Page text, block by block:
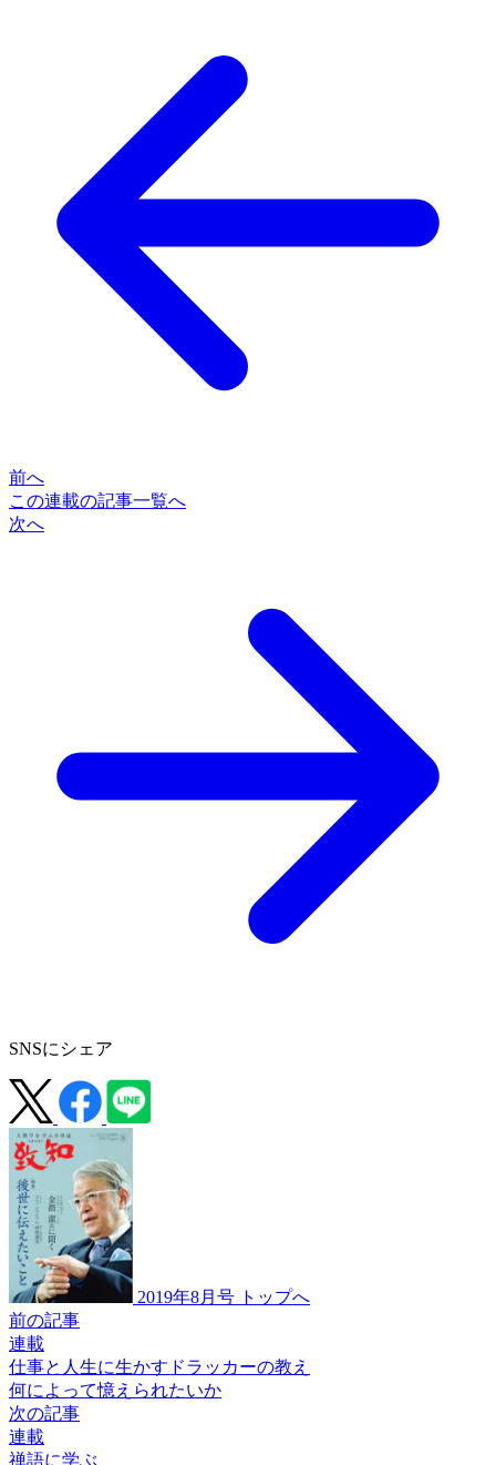
前へ
この連載の記事一覧へ
次へ
SNSにシェア
2019年8月号 トップへ
前の記事
連載
仕事と人生に生かすドラッカーの教え
何によって憶えられたいか
次の記事
連載
禅語に学ぶ